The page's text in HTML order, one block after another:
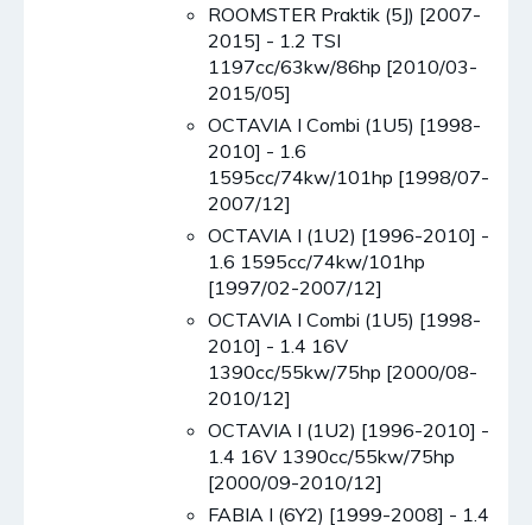
ROOMSTER Praktik (5J) [2007-
2015] - 1.2 TSI
1197cc/63kw/86hp [2010/03-
2015/05]
OCTAVIA I Combi (1U5) [1998-
2010] - 1.6
1595cc/74kw/101hp [1998/07-
2007/12]
OCTAVIA I (1U2) [1996-2010] -
1.6 1595cc/74kw/101hp
[1997/02-2007/12]
OCTAVIA I Combi (1U5) [1998-
2010] - 1.4 16V
1390cc/55kw/75hp [2000/08-
2010/12]
OCTAVIA I (1U2) [1996-2010] -
1.4 16V 1390cc/55kw/75hp
[2000/09-2010/12]
FABIA I (6Y2) [1999-2008] - 1.4